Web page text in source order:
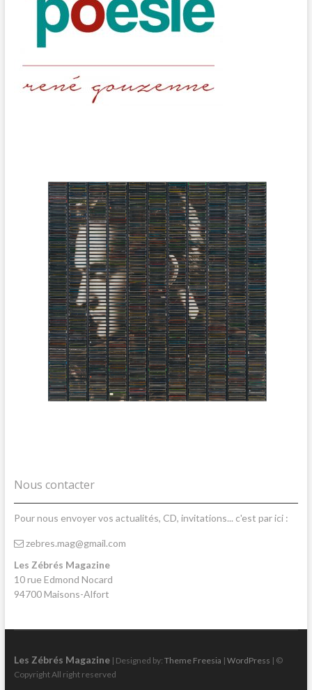
Nous contacter
Pour nous envoyer vos actualités, CD, invitations... c'est par ici :
zebres.mag@gmail.com
Les Zébrés Magazine
10 rue Edmond Nocard
94700 Maisons-Alfort
Les Zébrés Magazine| Designed by: Theme Freesia | WordPress | ©
Copyright All right reserved